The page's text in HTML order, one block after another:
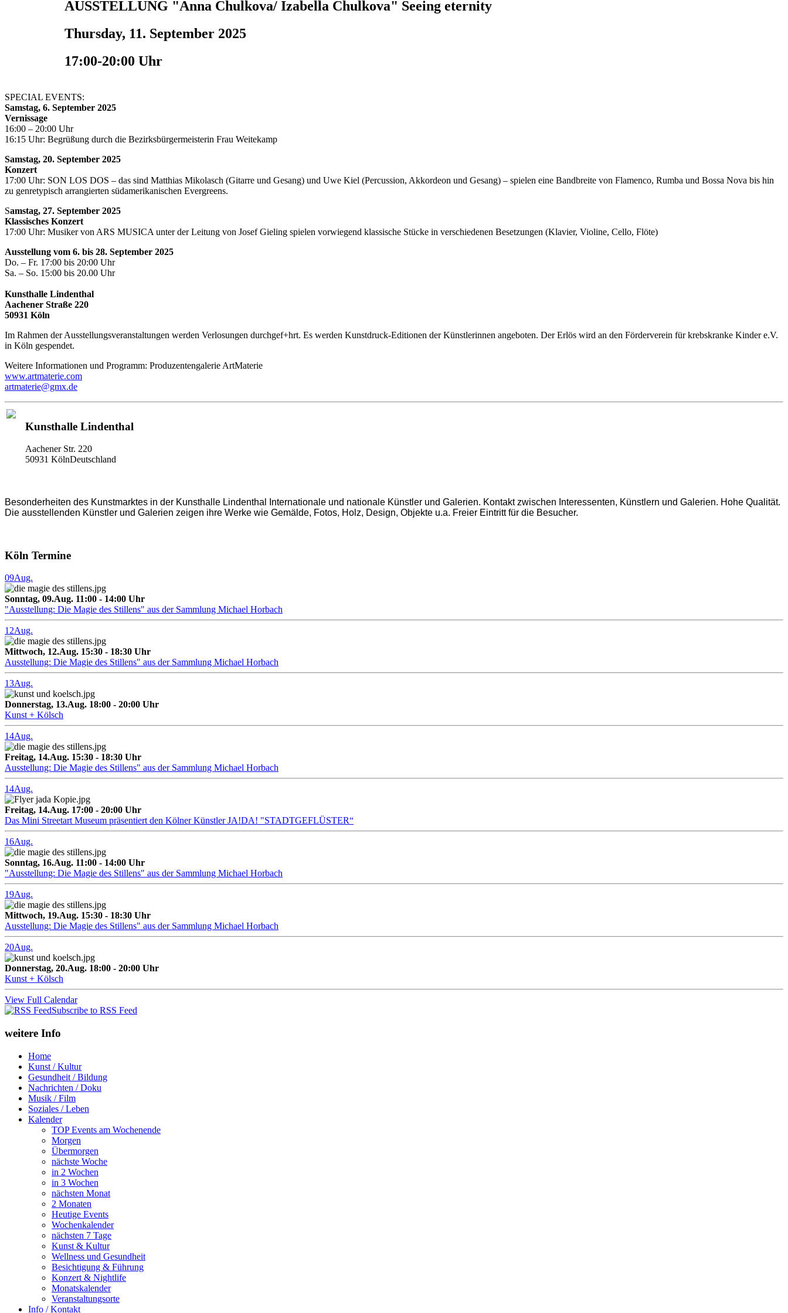
AUSSTELLUNG "Anna Chulkova/ Izabella Chulkova" Seeing eternity
Thursday, 11. September 2025
17:00-20:00 Uhr
SPECIAL EVENTS:
Samstag, 6. September 2025
Vernissage
16:00 – 20:00 Uhr
16:15 Uhr: Begrüßung durch die Bezirksbürgermeisterin Frau Weitekamp
Samstag, 20. September 2025
Konzert
17:00 Uhr: SON LOS DOS – das sind Matthias Mikolasch (Gitarre und Gesang) und Uwe Kiel (Percussion, Akkordeon und Gesang) – spielen eine Bandbreite von Flamenco, Rumba und Bossa Nova bis hin
zu genretypisch arrangierten südamerikanischen Evergreens.
Samstag, 27. September 2025
Klassisches Konzert
17:00 Uhr: Musiker von ARS MUSICA unter der Leitung von Josef Gieling spielen vorwiegend klassische Stücke in verschiedenen Besetzungen (Klavier, Violine, Cello, Flöte)
Ausstellung vom 6. bis 28. September 2025
Do. – Fr. 17:00 bis 20:00 Uhr
Sa. – So. 15:00 bis 20.00 Uhr
Kunsthalle Lindenthal
Aachener Straße 220
50931 Köln
Im Rahmen der Ausstellungsveranstaltungen werden Verlosungen durchgef+hrt. Es werden Kunstdruck-Editionen der Künstlerinnen angeboten. Der Erlös wird an den Förderverein für krebskranke Kinder e.V.
in Köln gespendet.
Weitere Informationen und Programm: Produzentengalerie ArtMaterie
www.artmaterie.com
artmaterie@gmx.de
Kunsthalle Lindenthal
Aachener Str. 220
50931 KölnDeutschland
Besonderheiten des Kunstmarktes in der Kunsthalle Lindenthal Internationale und nationale Künstler und Galerien. Kontakt zwischen Interessenten, Künstlern und Galerien. Hohe Qualität.
Die ausstellenden Künstler und Galerien zeigen ihre Werke wie Gemälde, Fotos, Holz, Design, Objekte u.a. Freier Eintritt für die Besucher.
Köln Termine
09Aug.
Sonntag, 09.Aug. 11:00 - 14:00 Uhr
"Ausstellung: Die Magie des Stillens" aus der Sammlung Michael Horbach
12Aug.
Mittwoch, 12.Aug. 15:30 - 18:30 Uhr
Ausstellung: Die Magie des Stillens" aus der Sammlung Michael Horbach
13Aug.
Donnerstag, 13.Aug. 18:00 - 20:00 Uhr
Kunst + Kölsch
14Aug.
Freitag, 14.Aug. 15:30 - 18:30 Uhr
Ausstellung: Die Magie des Stillens" aus der Sammlung Michael Horbach
14Aug.
Freitag, 14.Aug. 17:00 - 20:00 Uhr
Das Mini Streetart Museum präsentiert den Kölner Künstler JA!DA! "STADTGEFLÜSTER“
16Aug.
Sonntag, 16.Aug. 11:00 - 14:00 Uhr
"Ausstellung: Die Magie des Stillens" aus der Sammlung Michael Horbach
19Aug.
Mittwoch, 19.Aug. 15:30 - 18:30 Uhr
Ausstellung: Die Magie des Stillens" aus der Sammlung Michael Horbach
20Aug.
Donnerstag, 20.Aug. 18:00 - 20:00 Uhr
Kunst + Kölsch
View Full Calendar
Subscribe to RSS Feed
weitere Info
Home
Kunst / Kultur
Gesundheit / Bildung
Nachrichten / Doku
Musik / Film
Soziales / Leben
Kalender
TOP Events am Wochenende
Morgen
Übermorgen
nächste Woche
in 2 Wochen
in 3 Wochen
nächsten Monat
2 Monaten
Heutige Events
Wochenkalender
nächsten 7 Tage
Kunst & Kultur
Wellness und Gesundheit
Besichtigung & Führung
Konzert & Nightlife
Monatskalender
Veranstaltungsorte
Info / Kontakt